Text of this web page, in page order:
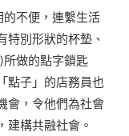
的不便，連繫生活
特別形狀的杯墊、
做的點字鎖匙
點子」的店務員也
會，令他們為社會
建構共融社會。